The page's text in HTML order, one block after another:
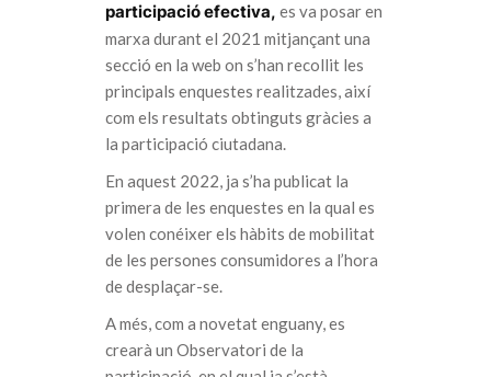
participació efectiva, es va posar en
marxa durant el 2021 mitjançant una
secció en la web on s’han recollit les
principals enquestes realitzades, així
com els resultats obtinguts gràcies a
la participació ciutadana.
En aquest 2022, ja s’ha publicat la
primera de les enquestes en la qual es
volen conéixer els hàbits de mobilitat
de les persones consumidores a l’hora
de desplaçar-se.
A més, com a novetat enguany, es
crearà un Observatori de la